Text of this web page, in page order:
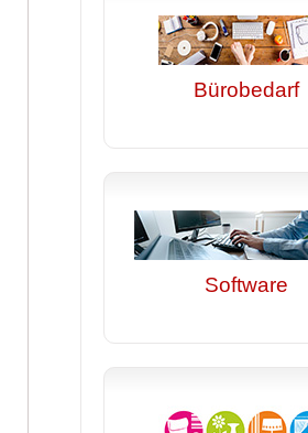
Bürobedarf
Software